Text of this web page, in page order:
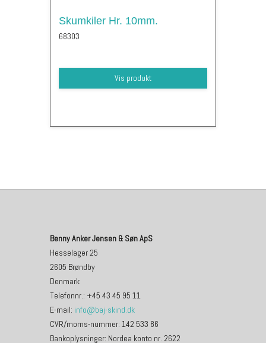
Skumkiler Hr. 10mm.
68303
Vis produkt
Benny Anker Jensen & Søn ApS
Hesselager 25
2605 Brøndby
Denmark
Telefonnr.: +45 43 45 95 11
E-mail: info@baj-skind.dk
CVR/moms-nummer: 142 533 86
Bankoplysninger: Nordea konto nr. 2622